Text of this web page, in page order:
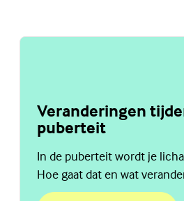
Veranderingen
puberteit
In de puberteit wordt je
Hoe gaat dat en wat